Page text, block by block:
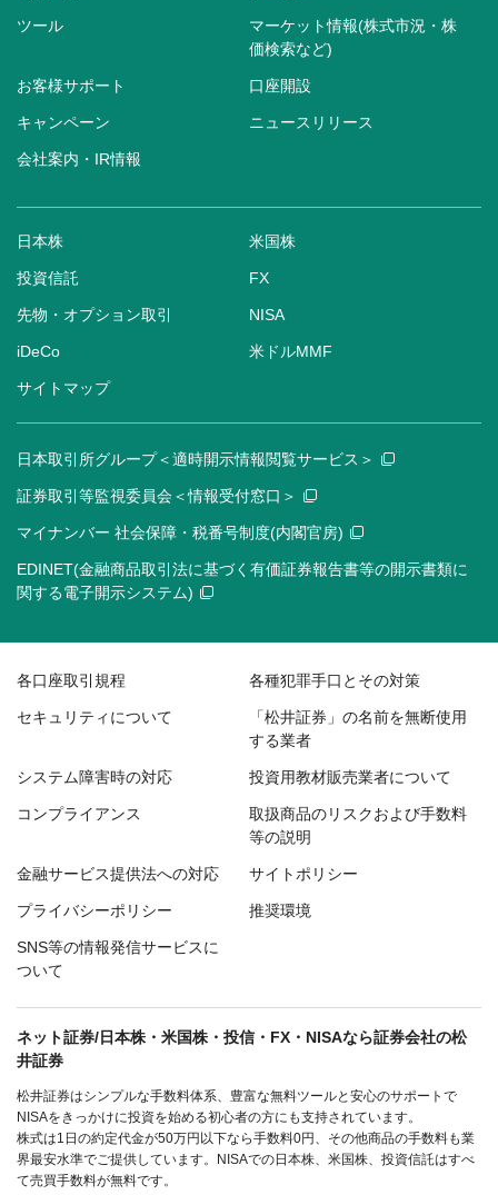
ツール
マーケット情報(株式市況・株
価検索など)
お客様サポート 口座開設
キャンペーン ニュースリリース
会社案内・IR情報
日本株 米国株
投資信託 FX
先物・オプション取引 NISA
iDeCo 米ドルMMF
サイトマップ
日本取引所グループ＜適時開示情報閲覧サービス＞
証券取引等監視委員会＜情報受付窓口＞
マイナンバー 社会保障・税番号制度(内閣官房)
EDINET(金融商品取引法に基づく有価証券報告書等の開示書類に
関する電子開示システム)
各口座取引規程 各種犯罪手口とその対策
セキュリティについて
「松井証券」の名前を無断使用
する業者
システム障害時の対応 投資用教材販売業者について
コンプライアンス
取扱商品のリスクおよび手数料
等の説明
金融サービス提供法への対応 サイトポリシー
プライバシーポリシー 推奨環境
SNS等の情報発信サービスに
ついて
ネット証券/日本株・米国株・投信・FX・NISAなら証券会社の松
井証券
松井証券はシンプルな手数料体系、豊富な無料ツールと安心のサポートで
NISAをきっかけに投資を始める初心者の方にも支持されています。
株式は1日の約定代金が50万円以下なら手数料0円、その他商品の手数料も業
界最安水準でご提供しています。NISAでの日本株、米国株、投資信託はすべ
て売買手数料が無料です。